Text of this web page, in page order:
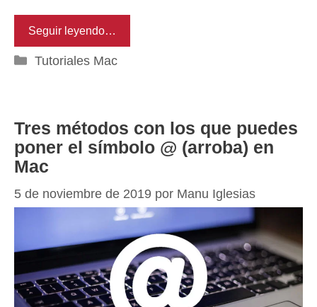
Seguir leyendo…
Categorías
Tutoriales Mac
Tres métodos con los que puedes
poner el símbolo @ (arroba) en
Mac
5 de noviembre de 2019 por Manu Iglesias